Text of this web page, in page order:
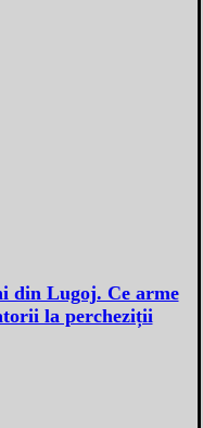
din Lugoj. Ce arme
la percheziții